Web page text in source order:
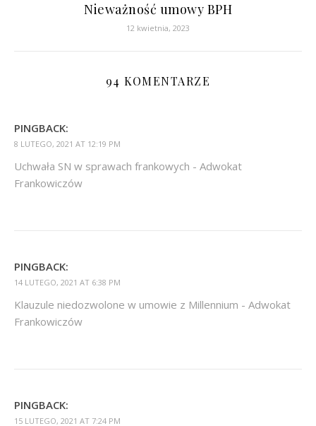
Nieważność umowy BPH
12 kwietnia, 2023
94 KOMENTARZE
PINGBACK:
8 LUTEGO, 2021 AT 12:19 PM
Uchwała SN w sprawach frankowych - Adwokat
Frankowiczów
PINGBACK:
14 LUTEGO, 2021 AT 6:38 PM
Klauzule niedozwolone w umowie z Millennium - Adwokat
Frankowiczów
PINGBACK:
15 LUTEGO, 2021 AT 7:24 PM